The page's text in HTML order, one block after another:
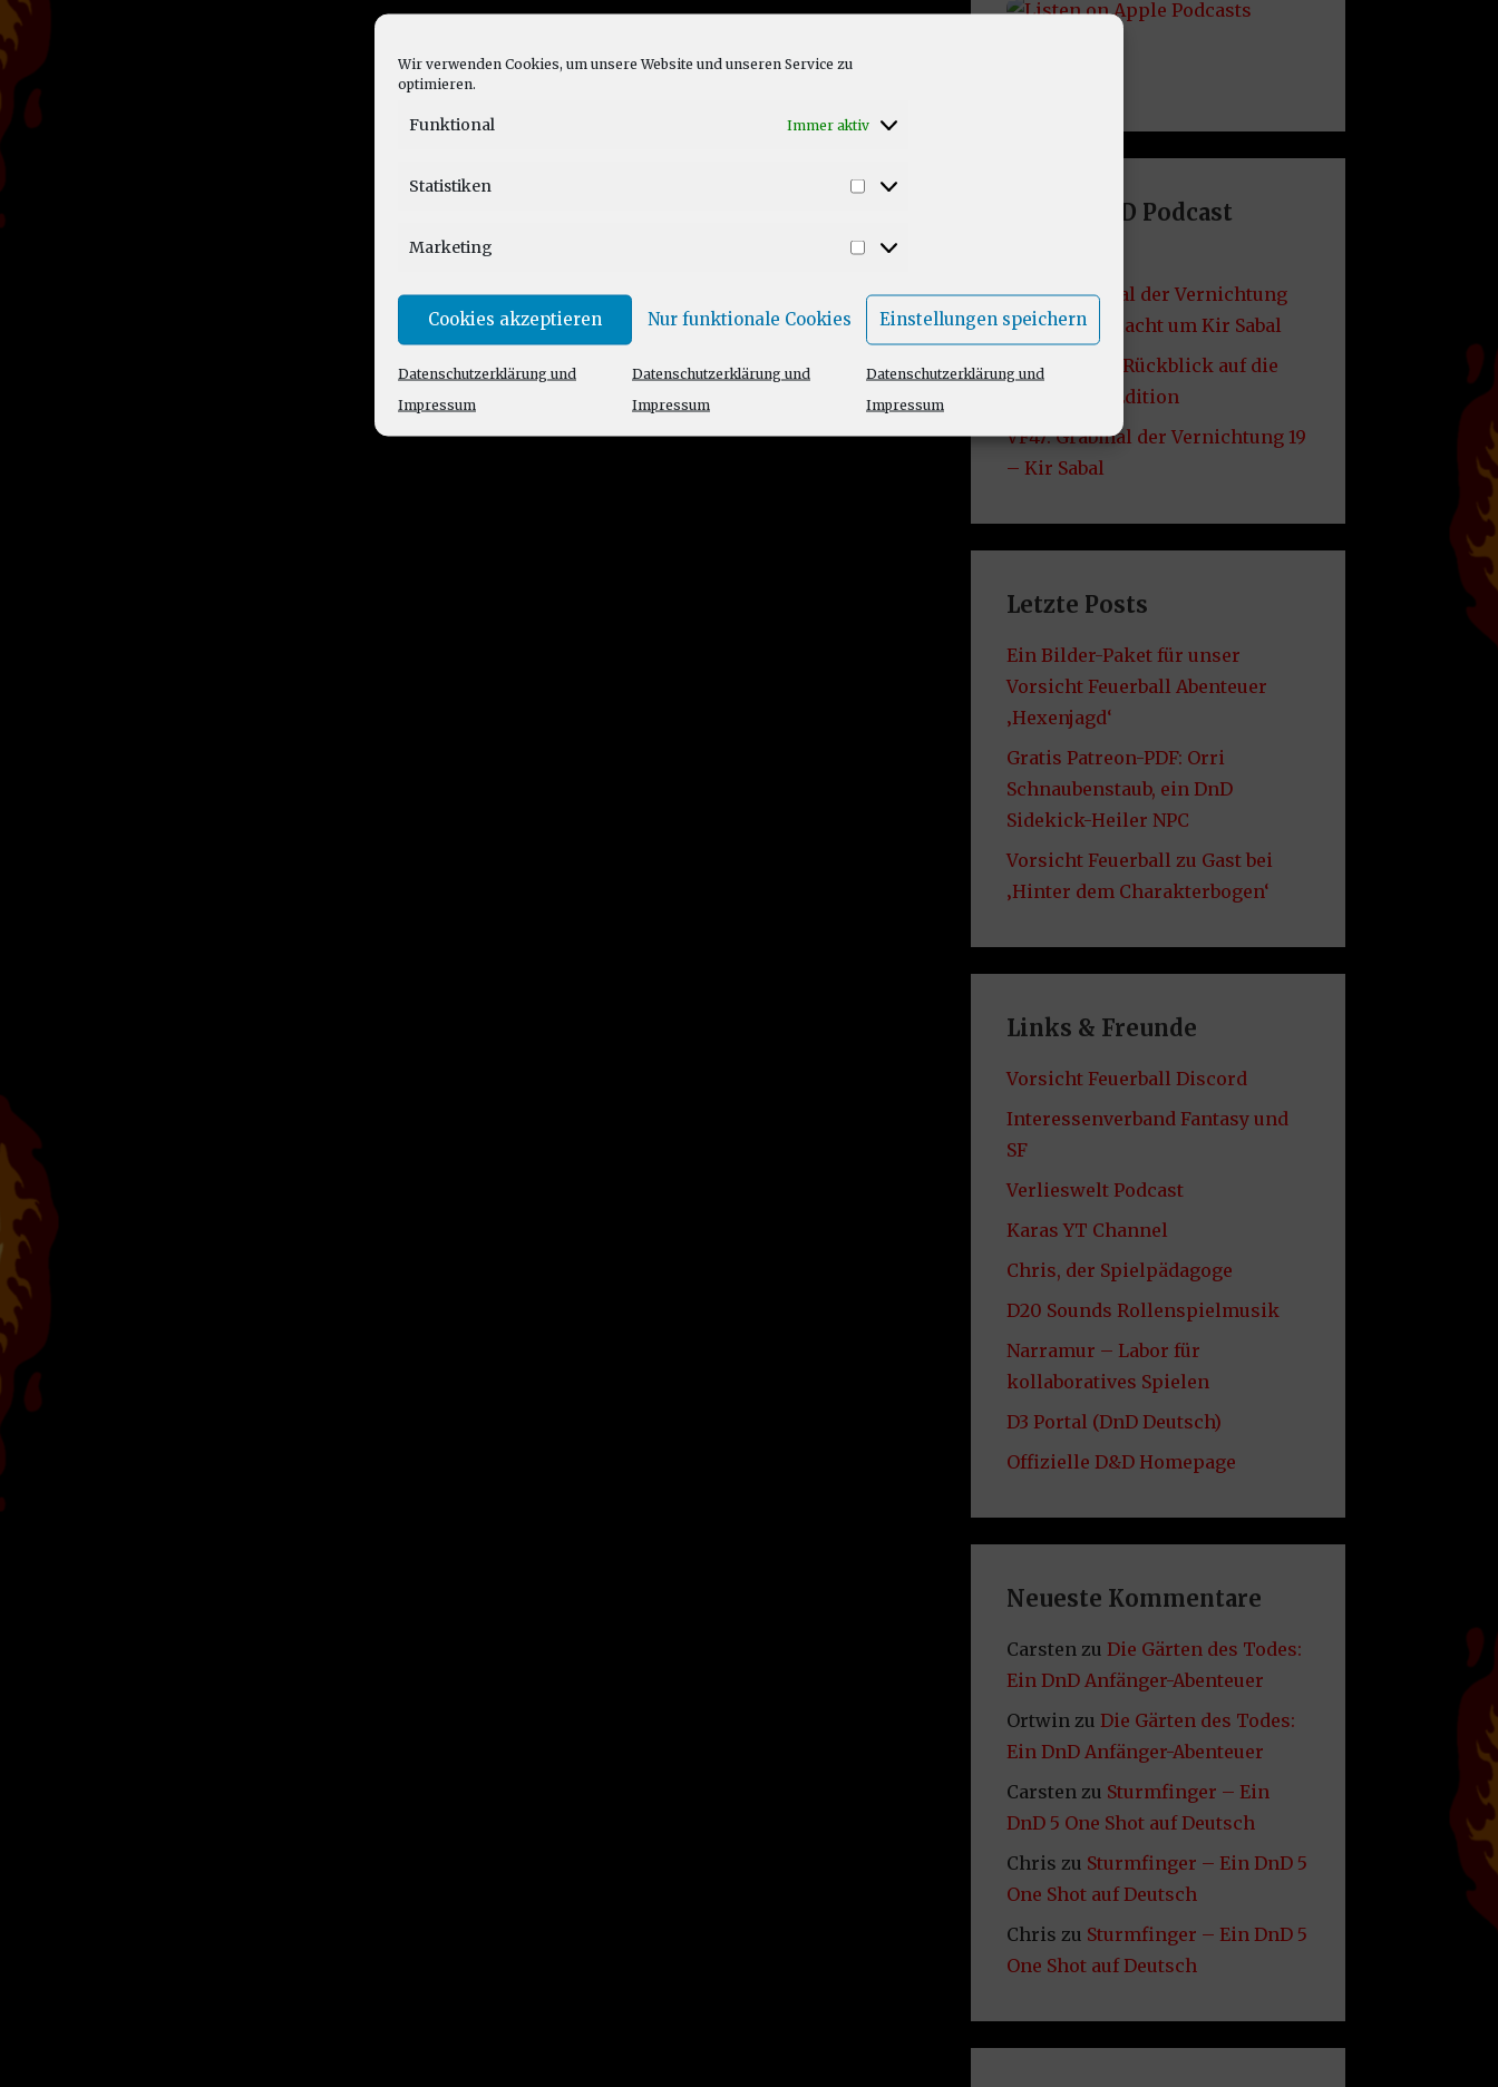
Wir verwenden Cookies, um unsere Website und unseren Service zu
optimieren.
Funktional Immer aktiv
Statistiken
Marketing
Cookies akzeptieren Nur funktionale Cookies Einstellungen speichern
Datenschutzerklärung und
Impressum
Datenschutzerklärung und
Impressum
Datenschutzerklärung und
Impressum
Letzte DND Podcast
VF49: Grabmal der Vernichtung
20 – Die Schlacht um Kir Sabal
VF48: Lore – Rückblick auf die
2014er D&D Edition
VF47: Grabmal der Vernichtung 19
– Kir Sabal
Letzte Posts
Ein Bilder-Paket für unser
Vorsicht Feuerball Abenteuer
‚Hexenjagd‘
Gratis Patreon-PDF: Orri
Schnaubenstaub, ein DnD
Sidekick-Heiler NPC
Vorsicht Feuerball zu Gast bei
‚Hinter dem Charakterbogen‘
Links & Freunde
Vorsicht Feuerball Discord
Interessenverband Fantasy und
SF
Verlieswelt Podcast
Karas YT Channel
Chris, der Spielpädagoge
D20 Sounds Rollenspielmusik
Narramur – Labor für
kollaboratives Spielen
D3 Portal (DnD Deutsch)
Offizielle D&D Homepage
Neueste Kommentare
Carstenzu Die Gärten des Todes:
Ein DnD Anfänger-Abenteuer
Ortwinzu Die Gärten des Todes:
Ein DnD Anfänger-Abenteuer
Carstenzu Sturmfinger – Ein
DnD 5 One Shot auf Deutsch
Chris zu Sturmfinger – Ein DnD 5
One Shot auf Deutsch
Chris zu Sturmfinger – Ein DnD 5
One Shot auf Deutsch